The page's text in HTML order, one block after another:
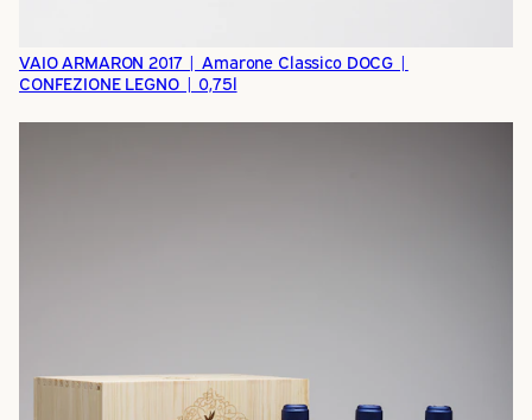
VAIO ARMARON 2017 | Amarone Classico DOCG |
CONFEZIONE LEGNO | 0,75l